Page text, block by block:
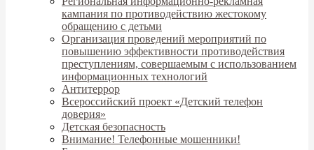
кампания по противодействию жестокому
обращению с детьми
Организация проведений мероприятий по
повышению эффективности противодействия
преступлениям, совершаемым с использованием
информационных технологий
Антитеррор
Всероссийский проект «Детский телефон
доверия»
Детская безопасность
Внимание! Телефонные мошенники!